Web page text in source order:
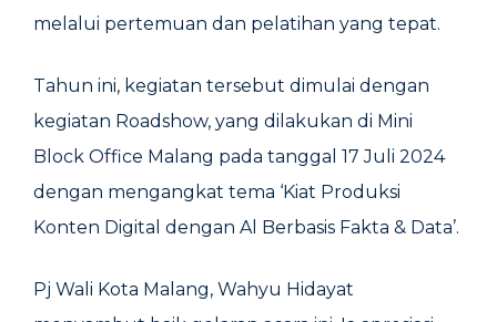
melalui pertemuan dan pelatihan yang tepat.
Tahun ini, kegiatan tersebut dimulai dengan
kegiatan Roadshow, yang dilakukan di Mini
Block Office Malang pada tanggal 17 Juli 2024
dengan mengangkat tema ‘Kiat Produksi
Konten Digital dengan Al Berbasis Fakta & Data’.
Pj Wali Kota Malang, Wahyu Hidayat